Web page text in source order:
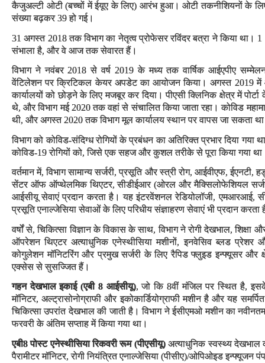
कैजुअल्टी ओटी (बच्चों में ईयूए के लिए) आरंभ हुआ। ओटी तकनीशियनों के
संख्या बढ़कर 39 हो गई।
31 अगस्त 2018 तक विभाग का नेतृत्व प्रोफेसर रविंदर बत्रा ने किया था। 1
संभाला है, और वे आज तक सेवारत हैं।
विभाग ने नवंबर 2018 से वर्ष 2019 के मध्य तक वार्षिक आईएपीए
वेंटिलेशन पर क्रिटिकल केयर अपडेट का आयोजन किया। अगस्त 2019
कार्यालयों को छोड़ने के लिए मजबूर कर दिया। पीएसी क्लिनिक क्षेत्र में
थे, और विभाग मई 2020 तक वहां से संचालित किया जाता रहा। कोविड
थी, और अगस्त 2020 तक विभाग मूल कार्यालय स्थान पर वापस जा सकता
विभाग को कोविड-संदिग्ध रोगियों के प्रबंधन का अतिरिक्त प्रभार दिया
कोविड-19 रोगियों को, जिसे एक सहज और कुशल तरीके से पूरा किया गया
वर्तमान में, विभाग सामान्य सर्जरी, प्रसूति और स्त्री रोग, आईवीएफ, ईएनटी,
सेंटर ऑफ ऑप्थेलमिक थिएटर, सीडीईआर (ओरल और मैक्सिलोफेशियल
आईसीयू सेवाएं प्रदान करता है। यह इंटरवेंशनल रेडियोलॉजी, एमआरआई,
प्रसूति एनाल्जेसिया सेवाओं के लिए परिधीय संज्ञाहरण सेवाएं भी प्रदान करता
वर्षों से, चिकित्सा विज्ञान के विकास के साथ, विभाग ने रोगी देखभाल,
ऑपरेशन थिएटर अत्याधुनिक एनेस्थीसिया मशीनों, इनवेसिव ब्लड प्रेशर
कोगुलेशन मॉनिटरिंग और प्रमुख सर्जरी के लिए रैपिड फ्लुइड इन्फ्यूसर और
एक्सेस से सुसज्जित हैं।
गहन देखभाल इकाई (एबी 8 आईसीयू), जो कि 8वीं मंजिल पर स्थित है,
मॉनिटर, अल्ट्रासोनोग्राफी और इकोकार्डियोग्राफी मशीन है और यह
चिकित्सा उपरांत देखभाल की जाती है। विभाग ने ईसीएमओ मशीन का
फरवरी के अंतिम सप्ताह में किया गया था।
एबी8 पोस्ट एनेस्थीसिया रिकवरी रूम (पीएसीयू)अत्याधुनिक स्वस्थ्य देखभाल
पैरामीटर मॉनिटर, रोगी नियंत्रित एनाल्जेसिया (पीसीए)/ओपिओइड